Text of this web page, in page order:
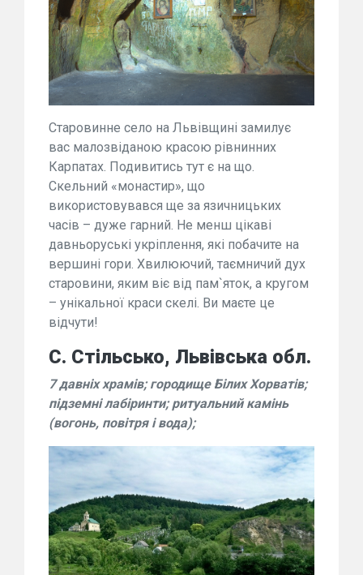
Старовинне село на Львівщині замилує
вас малозвіданою красою рівнинних
Карпатах. Подивитись тут є на що.
Скельний «монастир», що
використовувався ще за язичницьких
часів – дуже гарний. Не менш цікаві
давньоруські укріплення, які побачите на
вершині гори. Хвилюючий, таємничий дух
старовини, яким віє від пам`яток, а кругом
– унікальної краси скелі. Ви маєте це
відчути!
С. Стільсько, Львівська обл.
7 давніх храмів; городище Білих Хорватів;
підземні лабіринти; ритуальний камінь
(вогонь, повітря і вода);